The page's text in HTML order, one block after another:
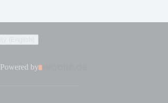
Powered by